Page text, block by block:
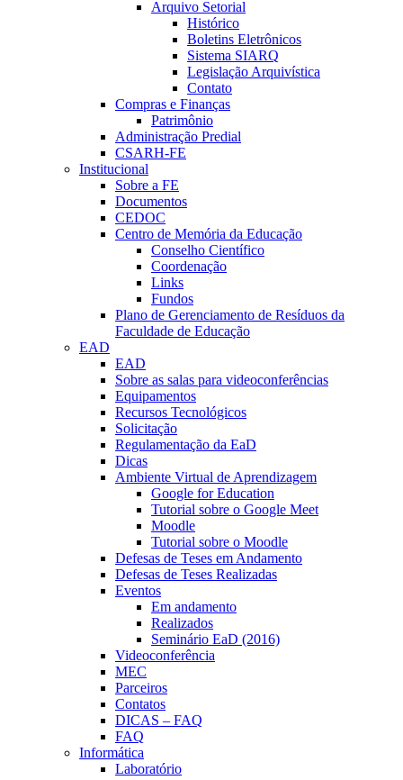
Arquivo Setorial
Histórico
Boletins Eletrônicos
Sistema SIARQ
Legislação Arquivística
Contato
Compras e Finanças
Patrimônio
Administração Predial
CSARH-FE
Institucional
Sobre a FE
Documentos
CEDOC
Centro de Memória da Educação
Conselho Científico
Coordenação
Links
Fundos
Plano de Gerenciamento de Resíduos da
Faculdade de Educação
EAD
EAD
Sobre as salas para videoconferências
Equipamentos
Recursos Tecnológicos
Solicitação
Regulamentação da EaD
Dicas
Ambiente Virtual de Aprendizagem
Google for Education
Tutorial sobre o Google Meet
Moodle
Tutorial sobre o Moodle
Defesas de Teses em Andamento
Defesas de Teses Realizadas
Eventos
Em andamento
Realizados
Seminário EaD (2016)
Videoconferência
MEC
Parceiros
Contatos
DICAS – FAQ
FAQ
Informática
Laboratório